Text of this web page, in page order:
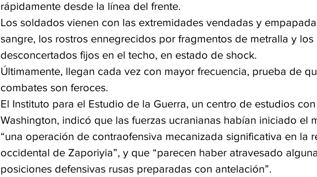
rápidamente desde la línea del frente.
Los soldados vienen con las extremidades vendadas y
sangre, los rostros ennegrecidos por fragmentos de metralla y los
desconcertados fijos en el techo, en estado de shock.
Últimamente, llegan cada vez con mayor frecuencia, prueba de
combates son feroces.
El Instituto para el Estudio de la Guerra, un centro de estudios
Washington, indicó que las fuerzas ucranianas habían iniciado el
“una operación de contraofensiva mecanizada significativa en la
occidental de Zaporiyia”, y que “parecen haber atravesado
posiciones defensivas rusas preparadas con antelación”.